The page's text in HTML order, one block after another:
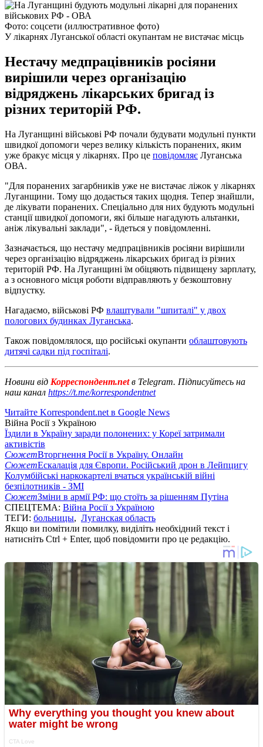
Фото: соцсети (иллюстративное фото)
У лікарнях Луганської області окупантам не вистачає місць
Нестачу медпрацівників росіяни
вирішили через організацію
відряджень лікарських бригад із
різних територій РФ.
На Луганщині військові РФ почали будувати модульні пункти
швидкої допомоги через велику кількість поранених, яким
уже бракує місця у лікарнях. Про це повідомляє Луганська
ОВА.
"Для поранених загарбників уже не вистачає ліжок у лікарнях
Луганщини. Тому що додається таких щодня. Тепер знайшли,
де лікувати поранених. Спеціально для них будують модульні
станції швидкої допомоги, які більше нагадують альтанки,
аніж лікувальні заклади", - йдеться у повідомленні.
Зазначається, що нестачу медпрацівників росіяни вирішили
через організацію відряджень лікарських бригад із різних
територій РФ. На Луганщині їм обіцяють підвищену зарплату,
а з основного місця роботи відправляють у безкоштовну
відпустку.
Нагадаємо, військові РФ влаштували "шпиталі" у двох
пологових будинках Луганська.
Також повідомлялося, що російські окупанти облаштовують
дитячі садки під госпіталі.
Новини від Корреспондент.netв Telegram. Підписуйтесь на
наш канал https://t.me/korrespondentnet
Читайте Korrespondent.net в Google News
Війна Росії з Україною
Їздили в Україну заради полонених: у Кореї затримали
активістів
СюжетВторгнення Росії в Україну. Онлайн
СюжетЕскалація для Європи. Російський дрон в Лейпцигу
Колумбійські наркокартелі вчаться українській війні
безпілотників - ЗМІ
СюжетЗміни в армії РФ: що стоїть за рішенням Путіна
СПЕЦТЕМА: Війна Росії з Україною
ТЕГИ: больницы, Луганская область
Якщо ви помітили помилку, виділіть необхідний текст і
натисніть Ctrl + Enter, щоб повідомити про це редакцію.